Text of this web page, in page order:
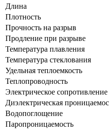
Длина
Плотность
Прочность на разрыв
Продление при разрыве
Температура плавления
Температура стеклования
Удельная теплоемкость
Теплопроводность
Электрическое сопротивление
Диэлектрическая
Водопоглощение
Паропроницаемость